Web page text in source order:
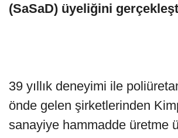
(SaSaD) üyeliğini
39 yıllık deneyimi ile
önde gelen şirketlerinden
sanayiye hammadde üretme